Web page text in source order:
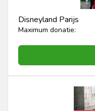
Disneyland Parijs
Maximum donatie: